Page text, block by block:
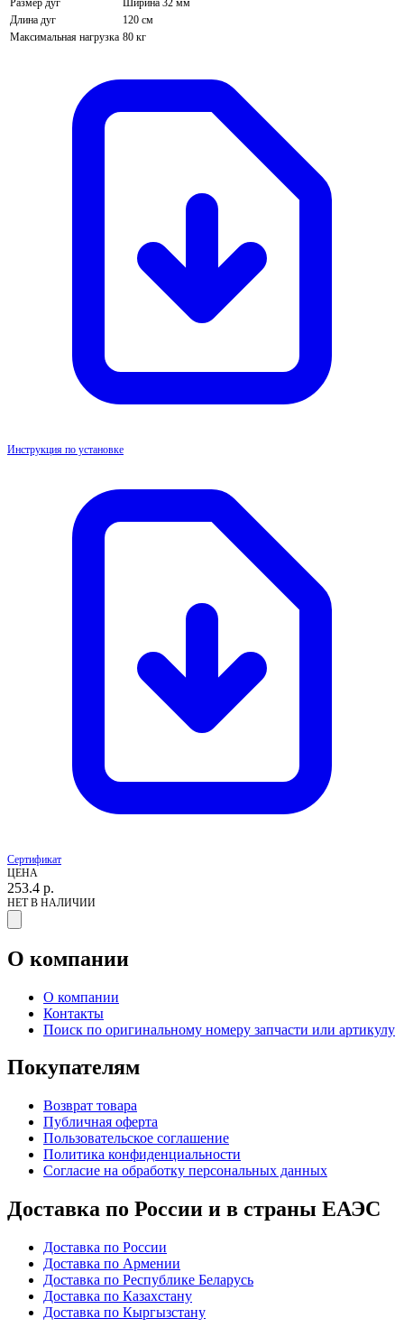
Длина дуг
120 см
Максимальная нагрузка 80 кг
Инструкция по установке
Сертификат
ЦЕНА
253.4 р.
НЕТ В НАЛИЧИИ
О компании
О компании
Контакты
Поиск по оригинальному номеру запчасти или артикулу
Покупателям
Возврат товара
Публичная оферта
Пользовательское соглашение
Политика конфиденциальности
Согласие на обработку персональных данных
Доставка по России и в страны ЕАЭС
Доставка по России
Доставка по Армении
Доставка по Республике Беларусь
Доставка по Казахстану
Доставка по Кыргызстану